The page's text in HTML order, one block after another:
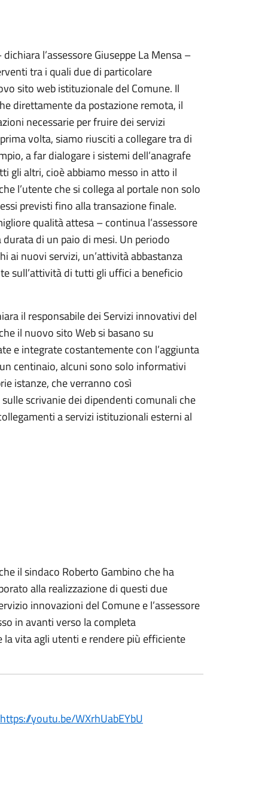
l’assessore Giuseppe La Mensa –
tra i quali due di particolare
sito web istituzionale del Comune. Il
direttamente da postazione remota, il
necessarie per fruire dei servizi
volta, siamo riusciti a collegare tra di
a far dialogare i sistemi dell’anagrafe
gli altri, cioè abbiamo messo in atto il
l’utente che si collega al portale non solo
previsti fino alla transazione finale.
qualità attesa – continua l’assessore
di un paio di mesi. Un periodo
ai nuovi servizi, un’attività abbastanza
sull’attività di tutti gli uffici a beneficio
il responsabile dei Servizi innovativi del
il nuovo sito Web si basano su
e integrate costantemente con l’aggiunta
centinaio, alcuni sono solo informativi
istanze, che verranno così
scrivanie dei dipendenti comunali che
a servizi istituzionali esterni al
il sindaco Roberto Gambino che ha
alla realizzazione di questi due
innovazioni del Comune e l’assessore
in avanti verso la completa
la vita agli utenti e rendere più efficiente
https://youtu.be/WXrhUabEYbU